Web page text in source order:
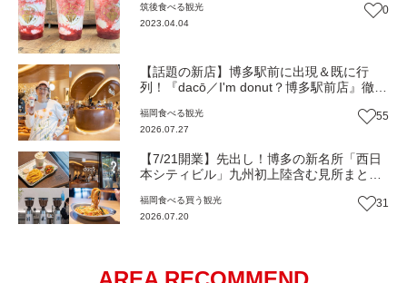
筑後食べる観光
2023.04.04
0
【話題の新店】博多駅前に出現＆既に行
列！『dacō／I'm donut？博多駅前店』徹底
しみ方＆イチオシメニューも紹介！（福岡
市博多区）【まち歩き】
福岡食べる観光
2026.07.27
55
【7/21開業】先出し！博多の新名所「西日
本シティビル」九州初上陸含む見所まとめ
福岡食べる買う観光
2026.07.20
31